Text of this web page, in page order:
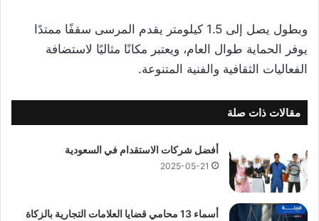
وبطول يصل إلى 1.5 كيلومتر يقدم المرسى سقفًا ممتدًا
يوفر الحماية طوال العام، ويعتبر مكانًا مثاليًا لاستضافة
الفعاليات الثقافية والفنية المتنوعة.
مقالات ذات صلة
أفضل شركات الاستقدام في السعودية
2025-05-21
أسماء 13 محامي قضايا العلامات التجارية بالزكاة